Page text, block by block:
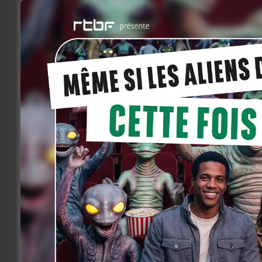
Bouli Lanners
mai 20, 2011
Rencontres
AvecLes Géants,Bouli Lannersrevient
Share Facebook Twitter
Précedent
Dimanches récompensé un